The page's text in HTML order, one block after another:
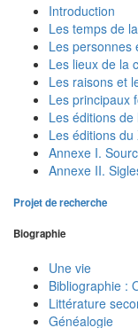
Introduction
Les temps de
Les personnes
Les lieux de la
Les raisons et
Les principaux
Les éditions
Les éditions du
Annexe I.
Annexe II.
Projet de recherche
Biographie
Une vie
Bibliographie :
Littérature
Généalogie